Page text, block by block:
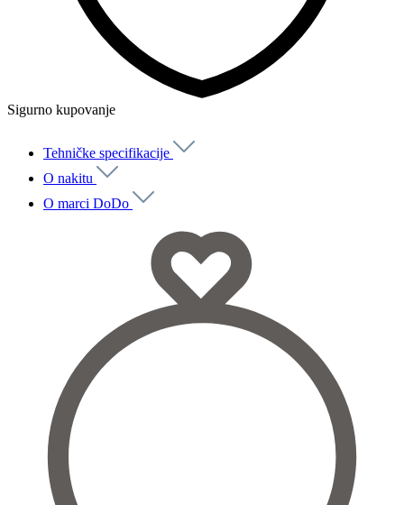
Sigurno kupovanje
Tehničke specifikacije
O nakitu
O marci DoDo